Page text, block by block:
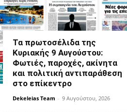
Τα πρωτοσέλιδα της
Κυριακής 9 Αυγούστου:
Φωτιές, παροχές, ακίνητα
και πολιτική αντιπαράθεση
στο επίκεντρο
Dekeleias Team - 9 Αυγούστου, 2026